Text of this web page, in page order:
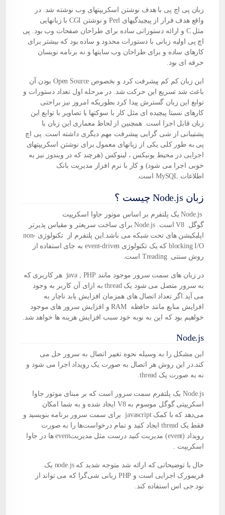
زبان پی اچ پی با هدف نوشتن اسکریپتهای وب نوشته شد. در
واقع هدف فرار از پیچیدگیهای Perl و نوشتن CGI با زبانهایی
مثل C و ارائه دستوراتی ساده برای طراحان صفحات وب بود. پی
اچ پی اولیه زبانی با دستورات محدود و ساده بود که بیشتر برای
کارهای ساده و برای طراحان وب سایتها و نه برنامه نویسان
حرفه ای بود.
این زبان کم کم پیشرفت کرد و بخصوص Open Source بودن آن
باعث شد تسریع این حرکت شد. در مرحله اول تعداد دستورات و
توابع این زبان گسترش پیدا کرد بطوریکه امروز نیز براحتی
کارهای نسبتا پیچیده ای مثل کار با سوکتها یا تصاویر با توابع این
زبان قابل اجرا است. همچنین از لحاظ معماری این زبان با
پشتیبانی از شی گرایی پیشرفت مهم دیگری داشته است. پی اچ
پی به طور کلی یکی از زبانهای معمول برای نوشتن اسکریپتهای
اجرایی در محیط یونیکس ، لینوکس (هرچند که در ویندوز نیز به
خوبی اجرا می شود) و کار با نرم افزار مدیریت بانک
اطلاعات MySQL است.
زبان Node.js چیست ؟
Node.js یک پلتفرم بر اساس موتور جاوا اسکریپت
گوگل V8است. Node.jsبرای ساخت سریعتر و مقیاس پذیرتر
اپلیکیشن های تحت شبکه می باشد.این پلتفرم از تکنولوژی non-
blocking I/O که یک تکنولوژی event-drivenبه جای استفاده از
روش سنتی Treading است.
در زبان های سمت سرور موجود مانند java , PHP هر کاربری که
به سرور متصل می شود یکthreadبه ازای آن کاربر به وجود
می آید.اگر تعداد اتصال های همزمان افزایش یابد ناچار به
افزایش منابع مانند حافظه RAMو افزایش سرور های موجود
خواهیم بود که این به نوبه خود سبب افزایش هزینه ها خواهد شد.
Node.js
این مشکل را به وسیله نحوه تغییر اتصال به سرور حل می
کند.در این روش هر اتصال به صورت یک رویداد اجرا می شود و
نه به صورت یک thread
.
Node.jsیک پلتفرم سمت سرور است که بر مبنای موتور جاوا
اسکریپتی گوگل موسوم به V8 ایجاد شده و به شما امکان
می‌دهد که با کمک javascript برای سمت سرور برنامه بنویسید و
فقط یک thread ایجاد کنید و تمام درخواست‌ها را به صورت
رویداد (event) مدیریت کنید درست مثل مدیریتeventها در جاوا
اسکریپت .
حال با توضیحاتی که ارائه شد متوجه شدید که node.js یک
فریمورک اجرایی است و PHP زبانی شی‌گرا که می تواند از
نود.جی اس استفاده کند.